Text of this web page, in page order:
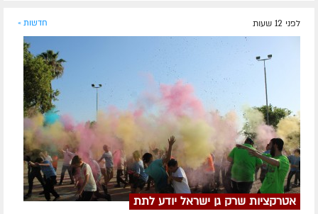
לפני 12 שעות חדשות »
אטרקציות שרק גן ישראל יודע לתת